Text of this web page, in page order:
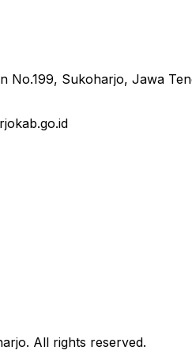
No.199, Sukoharjo, Jawa
All rights reserved.